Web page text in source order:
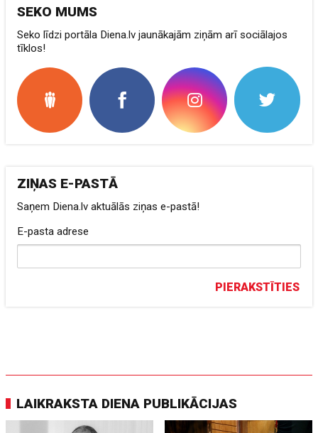
SEKO MUMS
Seko līdzi portāla Diena.lv jaunākajām ziņām arī sociālajos
tīklos!
ZIŅAS E-PASTĀ
Saņem Diena.lv aktuālās ziņas e-pastā!
E-pasta adrese
PIERAKSTĪTIES
LAIKRAKSTA DIENA PUBLIKĀCIJAS